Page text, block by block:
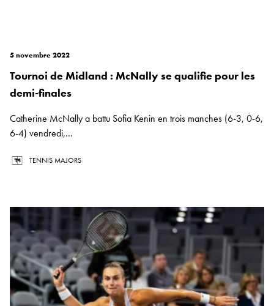
5 novembre 2022
Tournoi de Midland : McNally se qualifie pour les
demi-finales
Catherine McNally a battu Sofia Kenin en trois manches (6-3, 0-6,
6-4) vendredi,...
TENNIS MAJORS